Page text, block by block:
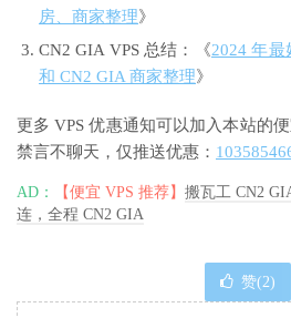
房、商家整理》
CN2 GIA VPS 总结：《2024 年最
和 CN2 GIA 商家整理》
更多 VPS 优惠通知可以加入本站的
禁言不聊天，仅推送优惠：
AD： 【便宜 VPS 推荐】 搬瓦工 CN2
连，全程 CN2 GIA
赞(2)